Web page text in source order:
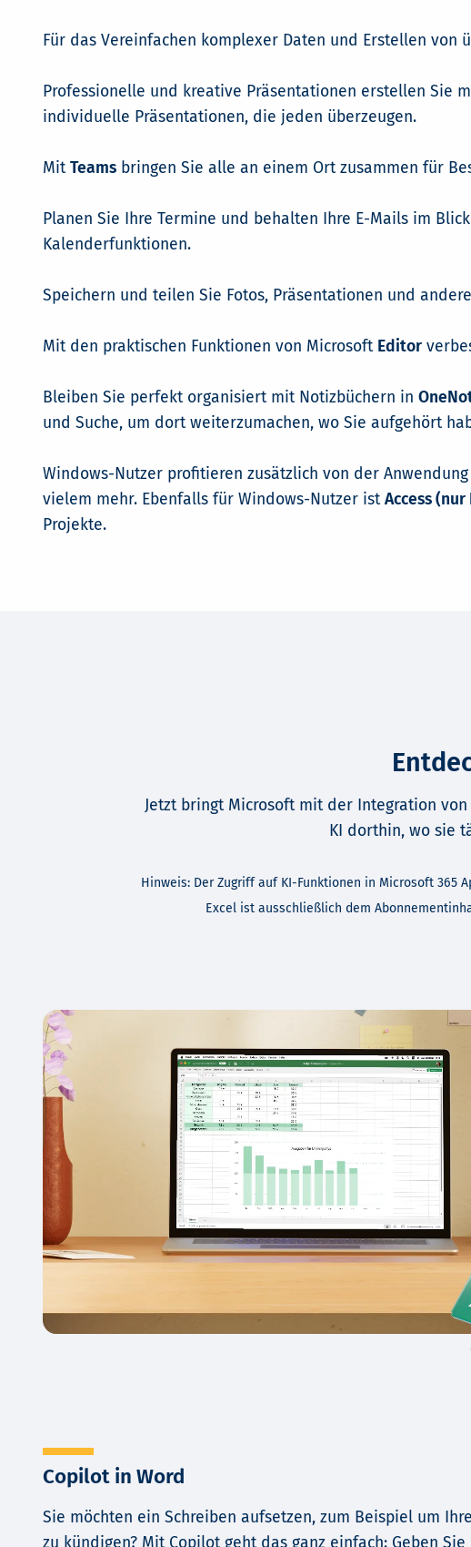
Für das Vereinfachen komplexer Daten und Erstellen von
Professionelle und kreative Präsentationen erstellen Sie
individuelle Präsentationen, die jeden überzeugen.
MitTeams bringen Sie alle an einem Ort zusammen für
Planen Sie Ihre Termine und behalten Ihre E-Mails im
Kalenderfunktionen.
Speichern und teilen Sie Fotos, Präsentationen und
Mit den praktischen Funktionen von Microsoft Editor
Bleiben Sie perfekt organisiert mit Notizbüchern in
und Suche, um dort weiterzumachen, wo Sie aufgehört
Windows-Nutzer profitieren zusätzlich von der Anwendung
vielem mehr. Ebenfalls für Windows-Nutzer istAccess (nur
Projekte.
Jetzt bringt Microsoft mit der Integration
KI dorthin, wo sie
Hinweis: Der Zugriff auf KI-Funktionen in Microsoft 365
Excel ist ausschließlich dem
Copilot in Word
Sie möchten ein Schreiben aufsetzen, zum Beispiel um
zu kündigen? Mit Copilot geht das ganz einfach: Geben Sie